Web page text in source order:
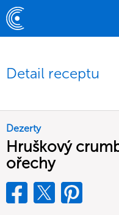
Detail receptu
Dezerty
Hruškový
ořechy